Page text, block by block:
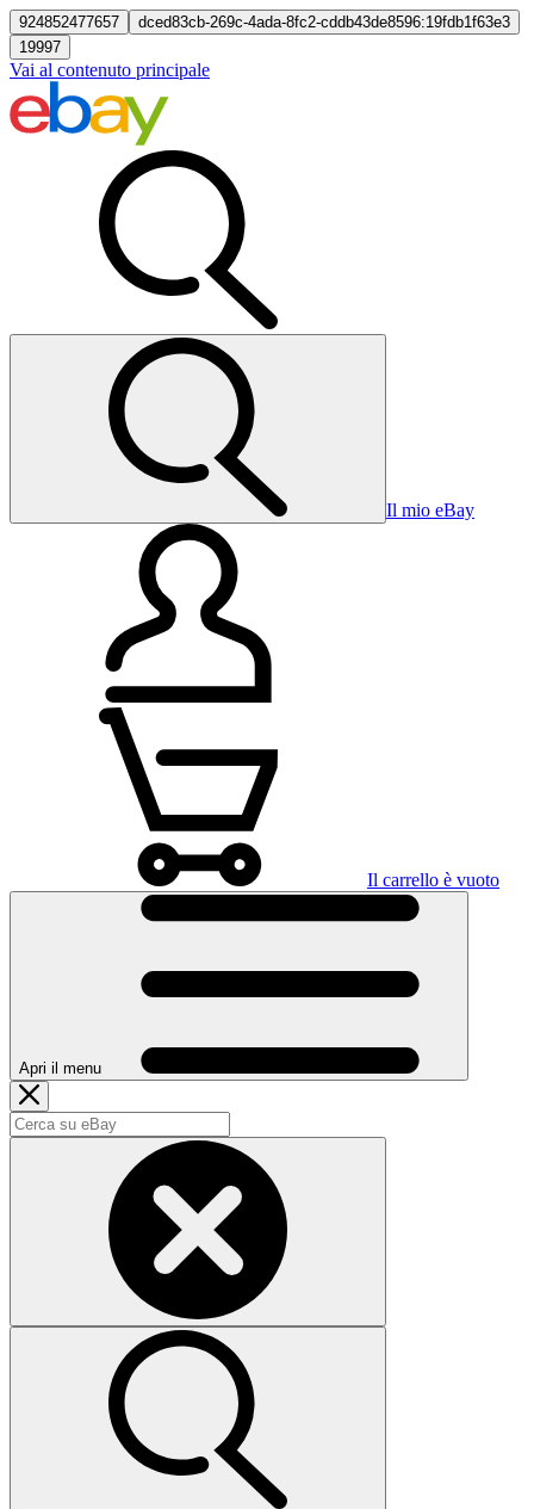
924852477657
dced83cb-269c-4ada-8fc2-cddb43de8596:19fdb1f63e3
19997
Vai al contenuto principale
Il mio eBay
Il carrello è vuoto
Apri il menu